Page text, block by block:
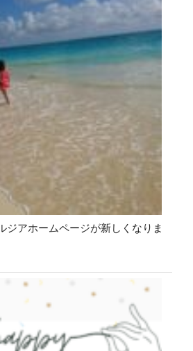
アホームページが新しくなりま